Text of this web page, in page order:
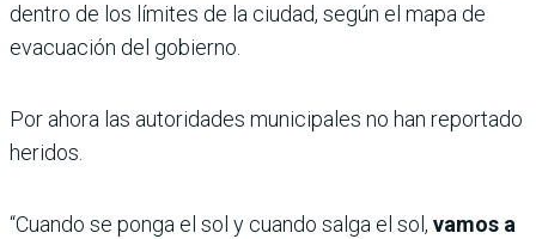
dentro de los límites de la ciudad, según el mapa de
evacuación del gobierno.
Por ahora las autoridades municipales no han reportado
heridos.
“Cuando se ponga el sol y cuando salga el sol, vamos a